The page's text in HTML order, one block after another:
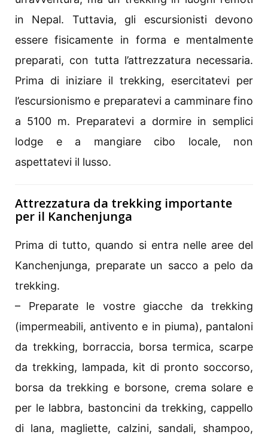
in Nepal. Tuttavia, gli escursionisti devono
essere fisicamente in forma e mentalmente
preparati, con tutta l’attrezzatura necessaria.
Prima di iniziare il trekking, esercitatevi per
l’escursionismo e preparatevi a camminare fino
a 5100 m. Preparatevi a dormire in semplici
lodge e a mangiare cibo locale, non
aspettatevi il lusso.
Attrezzatura da trekking importante
per il Kanchenjunga
Prima di tutto, quando si entra nelle aree del
Kanchenjunga, preparate un sacco a pelo da
trekking.
– Preparate le vostre giacche da trekking
(impermeabili, antivento e in piuma), pantaloni
da trekking, borraccia, borsa termica, scarpe
da trekking, lampada, kit di pronto soccorso,
borsa da trekking e borsone, crema solare e
per le labbra, bastoncini da trekking, cappello
di lana, magliette, calzini, sandali, shampoo,